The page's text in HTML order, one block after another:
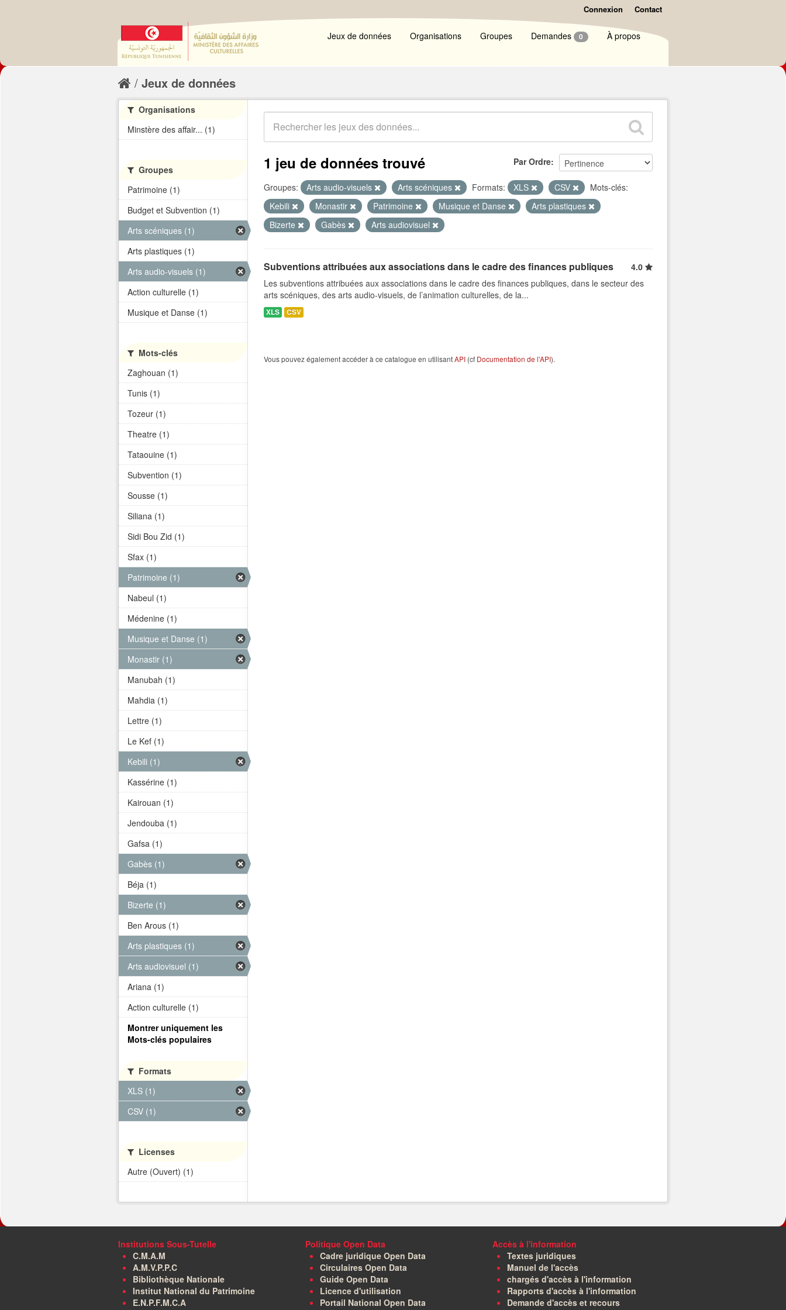
Connexion Contact
Jeux de données Organisations Groupes Demandes 0 À propos
Jeux de données
Par Ordre
1 jeu de données trouvé
Groupes: Arts audio-visuels Arts scéniques Formats: XLS CSV
Mots-clés:
Kebili
Monastir Patrimoine Musique et Danse
Arts plastiques
Bizerte
Gabès Arts audiovisuel
Subventions attribuées aux associations dans le cadre des finances publiques
4.0
Les subventions attribuées aux associations dans le cadre des finances publiques, dans le secteur des
arts scéniques, des arts audio-visuels, de l’animation culturelles, de la...
XLS CSV
Vous pouvez également accéder à ce catalogue en utilisantAPI (cf Documentation de l'API).
Organisations
Minstère des affair... (1)
Groupes
Patrimoine (1)
Budget et Subvention (1)
Arts scéniques (1)
Arts plastiques (1)
Arts audio-visuels (1)
Action culturelle (1)
Musique et Danse (1)
Mots-clés
Zaghouan (1)
Tunis (1)
Tozeur (1)
Theatre (1)
Tataouine (1)
Subvention (1)
Sousse (1)
Siliana (1)
Sidi Bou Zid (1)
Sfax (1)
Patrimoine (1)
Nabeul (1)
Médenine (1)
Musique et Danse (1)
Monastir (1)
Manubah (1)
Mahdia (1)
Lettre (1)
Le Kef (1)
Kebili (1)
Kassérine (1)
Kairouan (1)
Jendouba (1)
Gafsa (1)
Gabès (1)
Béja (1)
Bizerte (1)
Ben Arous (1)
Arts plastiques (1)
Arts audiovisuel (1)
Ariana (1)
Action culturelle (1)
Montrer uniquement les
Mots-clés populaires
Formats
XLS (1)
CSV (1)
Licenses
Autre (Ouvert) (1)
Institutions Sous-Tutelle
C.M.A.M
A.M.V.P.P.C
Bibliothèque Nationale
Institut National du Patrimoine
E.N.P.F.M.C.A
Politique Open Data
Cadre juridique Open Data
Circulaires Open Data
Guide Open Data
Licence d'utilisation
Portail National Open Data
Accès à l'information
Textes juridiques
Manuel de l'accès
chargés d'accès à l'information
Rapports d'accès à l'information
Demande d'accès et recours